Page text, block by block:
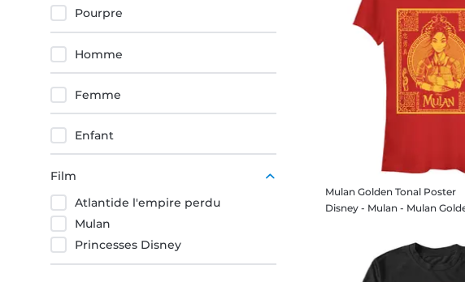
Pourpre
Homme
Femme
Enfant
Film
Atlantide l'empire perdu
Mulan
Princesses Disney
Mulan Golden Tonal Poster